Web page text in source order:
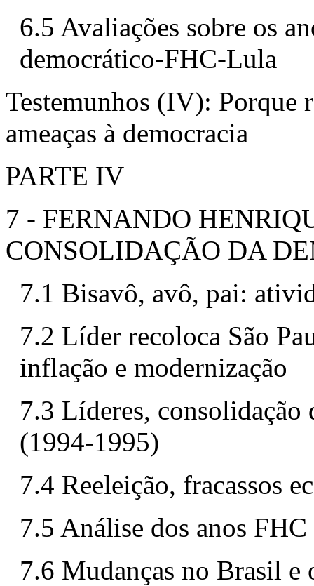
6.5 Avaliações sobre os
democrático-FHC-Lula
Testemunhos (IV): Porque
ameaças à democracia
PARTE IV
7 - FERNANDO
CONSOLIDAÇÃO DA
7.1 Bisavô, avô, pai:
7.2 Líder recoloca São
inflação e modernização
7.3 Líderes, consolidação
(1994-1995)
7.4 Reeleição, fracassos
7.5 Análise dos anos
7.6 Mudanças no Brasil e